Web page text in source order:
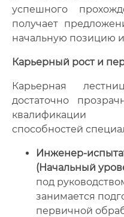
успешного
получает
начальную позицию
Карьерный рост и
Карьерная
достаточно
квалификации
способностей
Инженер-
(Начальный
под
занимается
первичной